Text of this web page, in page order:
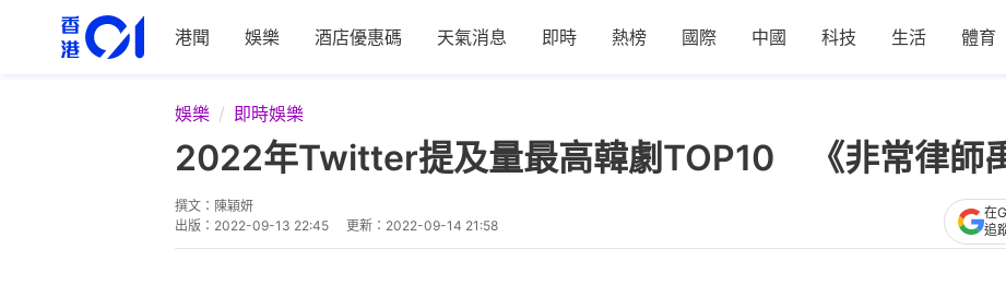
港聞 娛樂 酒店優惠碼 天氣消息 即時 熱榜 國際 中國 科技 生活 體育
娛樂 即時娛樂
2022年Twitter提及量最高韓劇TOP10 《非常律師
撰文： 陳穎妍
出版： 2022-09-13 22:45 更新： 2022-09-14 21:58
在
追